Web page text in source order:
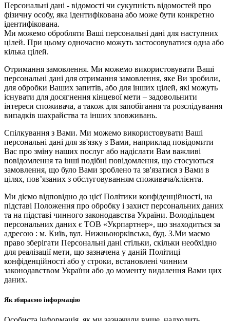
Персональні дані - відомості чи сукупність відомостей про
фізичну особу, яка ідентифікована або може бути конкретно
ідентифікована.
Ми можемо обробляти Ваші персональні дані для наступних
цілей. При цьому одночасно можуть застосовуватися одна або
кілька цілей.
Отримання замовлення. Ми можемо використовувати Ваші
персональні дані для отримання замовлення, яке Ви зробили,
для обробки Ваших запитів, або для інших цілей, які можуть
існувати для досягнення кінцевої мети – задовольнити
інтереси споживача, а також для запобігання та розслідування
випадків шахрайства та інших зловживань.
Спілкування з Вами. Ми можемо використовувати Ваші
персональні дані для зв'язку з Вами, наприклад повідомити
Вас про зміну наших послуг або надіслати Вам важливі
повідомлення та інші подібні повідомлення, що стосуються
замовлення, що було Вами зроблено та зв'язатися з Вами в
цілях, пов’язаних з обслуговуванням споживача/клієнта.
Ми діємо відповідно до цієї Політики конфіденційності, на
підставі Положення про обробку і захист персональних даних
та на підставі чинного законодавства України. Володільцем
персональних даних є ТОВ «Укрпартнер», що знаходиться за
адресою : м. Київ, вул. Нижньоюркiвська, буд. 3.Ми маємо
право зберігати Персональні дані стільки, скільки необхідно
для реалізації мети, що зазначена у даній Політиці
конфіденційності або у строки, встановлені чинним
законодавством України або до моменту видалення Вами цих
даних.
Як збираємо інформацію